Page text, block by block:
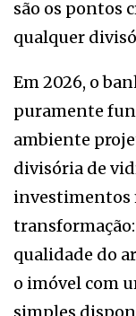
são os pontos
qualquer
Em 2026, o
puramente
ambiente
divisória de
investimentos
qualidade do
o imóvel com